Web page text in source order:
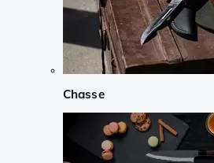
Chasse